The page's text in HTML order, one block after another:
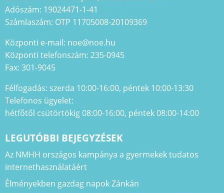
Adószám: 19024471-1-41
Számlaszám: OTP 11705008-20109369
Központi e-mail: noe@noe.hu
Központi telefonszám: 235-0945
Fax: 301-9045
Félfogadás: szerda 10:00-16:00, péntek 10:00-13:30
Telefonos ügyelet:
hétfőtől csütörtökig 08:00-16:00, péntek 08:00-14:00
LEGUTÓBBI BEJEGYZÉSEK
Az NMHH országos kampánya a gyermekek tudatos
internethasználatáért
Élményekben gazdag napok Zánkán